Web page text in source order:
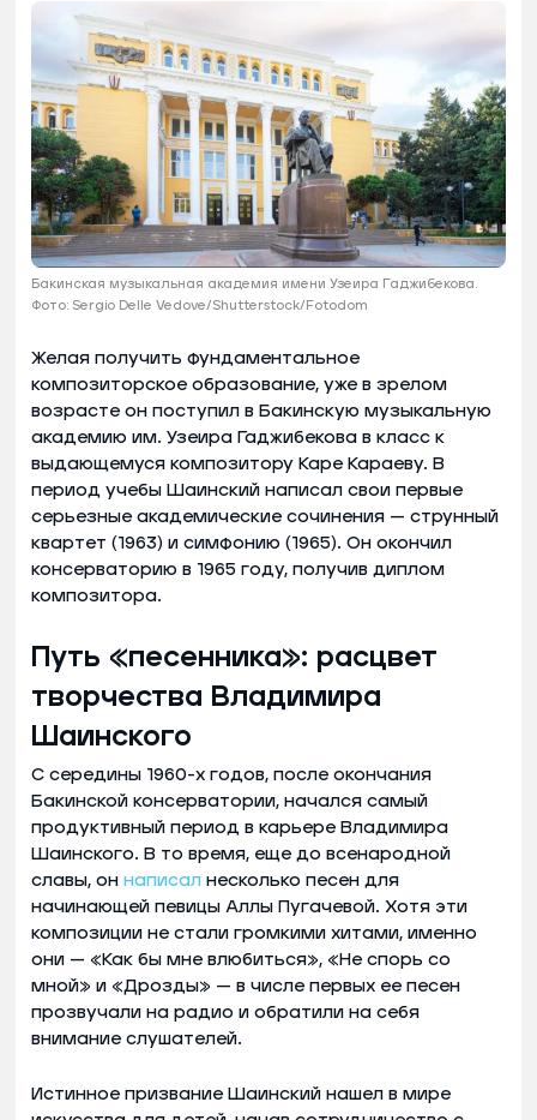
Бакинская музыкальная академия имени Узеира Гаджибекова.
Фото: Sergio Delle Vedove/Shutterstock/Fotodom
Желая получить фундаментальное
композиторское образование, уже в зрелом
возрасте он поступил в Бакинскую музыкальную
академию им. Узеира Гаджибекова в класс к
выдающемуся композитору Каре Караеву. В
период учебы Шаинский написал свои первые
серьезные академические сочинения — струнный
квартет (1963) и симфонию (1965). Он окончил
консерваторию в 1965 году, получив диплом
композитора.
Путь «песенника»: расцвет
творчества Владимира
Шаинского
С середины 1960-х годов, после окончания
Бакинской консерватории, начался самый
продуктивный период в карьере Владимира
Шаинского. В то время, еще до всенародной
славы, он написал несколько песен для
начинающей певицы Аллы Пугачевой. Хотя эти
композиции не стали громкими хитами, именно
они — «Как бы мне влюбиться», «Не спорь со
мной» и «Дрозды» — в числе первых ее песен
прозвучали на радио и обратили на себя
внимание слушателей.
Истинное призвание Шаинский нашел в мире